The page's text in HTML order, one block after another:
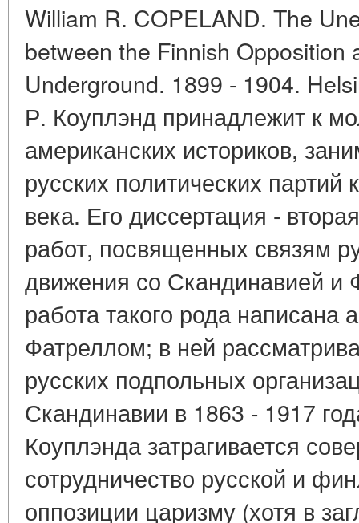
William R. COPELAND. The
between the Finnish Opposition
Underground. 1899 - 1904.
Р. Коуплэнд принадлежит к
американских историков,
русских политических партий
века. Его диссертация -
работ, посвященных связям
движения со Скандинавией и
работа такого рода написана
Фатреллом; в ней
русских подпольных
Скандинавии в 1863 - 1917
Коуплэнда затрагивается
сотрудничество русской и
оппозиции царизму (хотя в